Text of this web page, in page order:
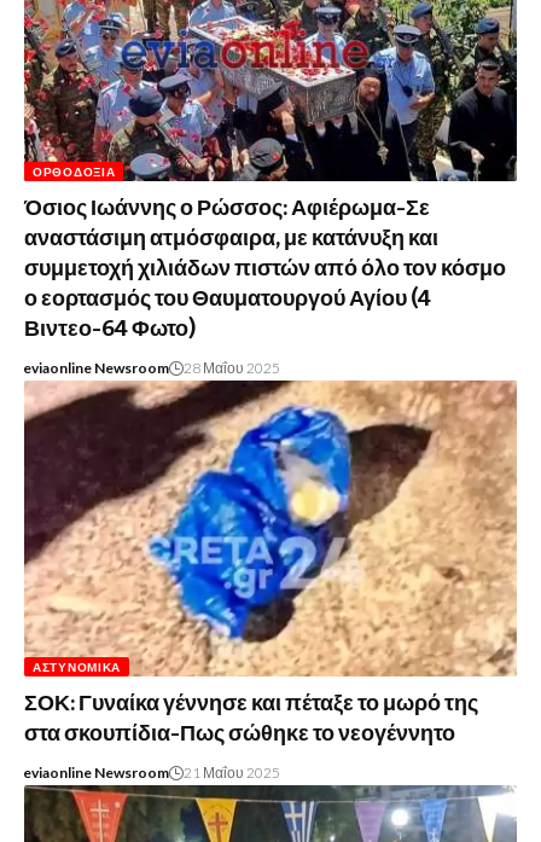
ΟΡΘΟΔΟΞΊΑ
Όσιος Ιωάννης ο Ρώσσος: Αφιέρωμα-Σε
αναστάσιμη ατμόσφαιρα, με κατάνυξη και
συμμετοχή χιλιάδων πιστών από όλο τον κόσμο
ο εορτασμός του Θαυματουργού Αγίου (4
Βιντεο-64 Φωτο)
eviaonline Newsroom 28 Μαΐου 2025
ΑΣΤΥΝΟΜΙΚΆ
ΣΟΚ: Γυναίκα γέννησε και πέταξε το μωρό της
στα σκουπίδια-Πως σώθηκε το νεογέννητο
eviaonline Newsroom 21 Μαΐου 2025